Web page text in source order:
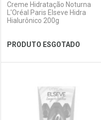
Ativar Desconto
Creme Hidratação Noturna
L'Oréal Paris Elseve Hidra
Hialurônico 200g
PRODUTO ESGOTADO
Laboratório
Por Menos